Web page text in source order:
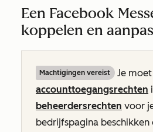
Een Facebook
koppelen en
Machtigingen vereist
Je
accounttoegangsrechten
beheerdersrechten voor
bedrijfspagina beschikken